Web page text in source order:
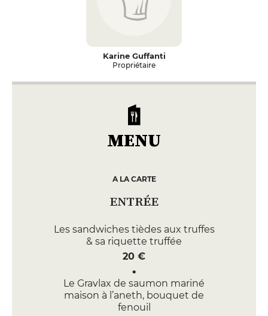
Karine Guffanti
Propriétaire
MENU
A LA CARTE
ENTRÉE
Les sandwiches tièdes aux truffes
& sa riquette truffée
20 €
Le Gravlax de saumon mariné
maison à l’aneth, bouquet de
fenouil